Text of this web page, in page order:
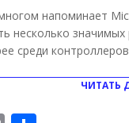
напоминает
несколько
среди
ЧИТАТЬ